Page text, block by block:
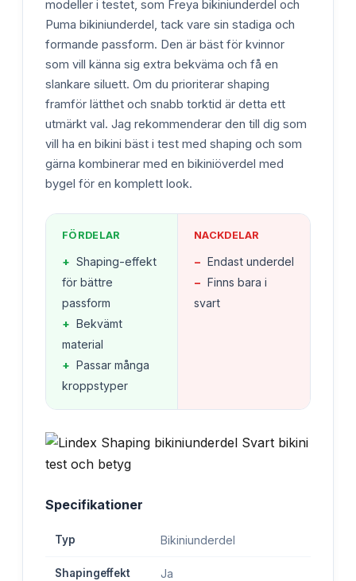
modeller i testet, som Freya bikiniunderdel och
Puma bikiniunderdel, tack vare sin stadiga och
formande passform. Den är bäst för kvinnor
som vill känna sig extra bekväma och få en
slankare siluett. Om du prioriterar shaping
framför lätthet och snabb torktid är detta ett
utmärkt val. Jag rekommenderar den till dig som
vill ha en bikini bäst i test med shaping och som
gärna kombinerar med en bikiniöverdel med
bygel för en komplett look.
FÖRDELAR
+ Shaping-effekt
för bättre
passform
+ Bekvämt
material
+ Passar många
kroppstyper
NACKDELAR
− Endast underdel
− Finns bara i
svart
Specifikationer
Typ Bikiniunderdel
Shapingeffekt Ja